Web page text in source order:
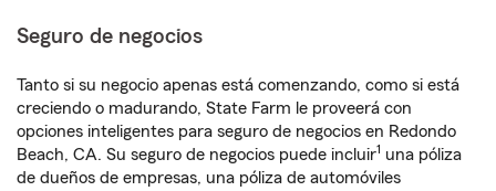
Seguro de negocios
Tanto si su negocio apenas está comenzando, como si está
creciendo o madurando, State Farm le proveerá con
opciones inteligentes para seguro de negocios en Redondo
Beach, CA. Su seguro de negocios puede incluir1 una póliza
de dueños de empresas, una póliza de automóviles